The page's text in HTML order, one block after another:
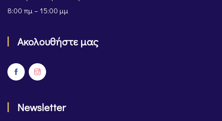
8:00 πμ – 15:00 μμ
Ακολουθήστε μας
Newsletter